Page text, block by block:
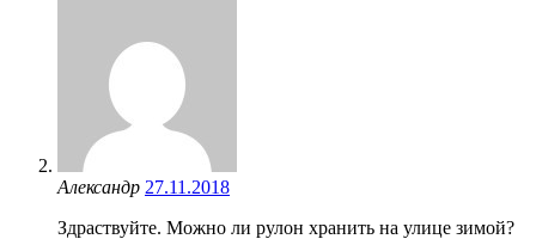
Александр 27.11.2018
Здраствуйте. Можно ли рулон хранить на улице зимой?